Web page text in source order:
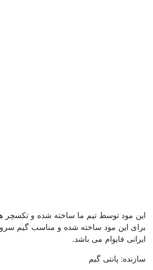
این مود توسط تیم ما ساخته شده و تکسچر ها
برای این مود ساخته شده و مناسب گیم
ایرانی فایوام می باشد.
سازنده: پانتی گیم